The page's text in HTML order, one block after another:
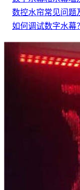
数控水帘常见问题
如何调试数字水幕？